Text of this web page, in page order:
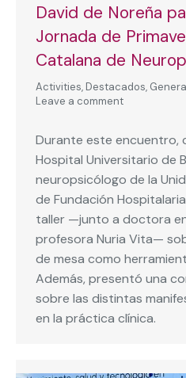
David de Noreña
Jornada de
Catalana de
Activities, Destacados,
Leave a comment
Durante este encuentro,
Hospital Universitario de
neuropsicólogo de la
de Fundación
taller —junto a doctora
profesora Nuria Vita—
de mesa como
Además, presentó una
sobre las distintas
en la práctica clínica.